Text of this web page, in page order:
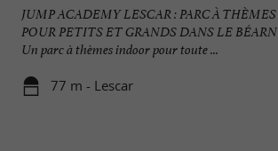
JUMP ACADEMY LESCAR : PARC À THÈMES
POUR PETITS ET GRANDS DANS LE BÉARN
Un parc à thèmes indoor pour toute ...
77 m - Lescar